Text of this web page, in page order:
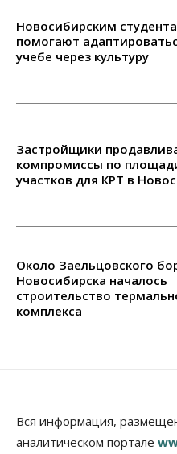
Новосибирским
помогают
учебе через культуру
Застройщики
компромиссы по
участков для КРТ в
Около Заельцовского
Новосибирска началось
строительство
комплекса
Вся информация,
аналитическом портале